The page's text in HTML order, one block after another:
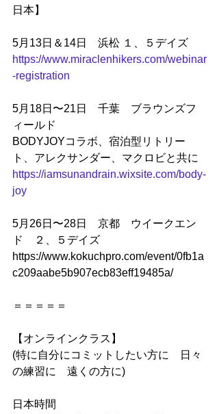
日本】
5月13日＆14日　浜松 １、５デイズ
https://www.miraclenhikers.com/webinar
-registration
5月18日〜21日　千葉　ブラウンズフ
ィールド
BODYJOYコラボ、宿泊型リトリー
ト、アレクサンダー、マクロビと共に
https://iamsunandrain.wixsite.com/body-
joy
5月26日〜28日　京都　ウイークエン
ド　２、５デイズ
https://www.kokuchpro.com/event/0fb1a
c209aabe5b907ecb83eff19485a/
＝＝＝＝＝
【オンラインクラス】
(特に自分にコミットしたい方に　日々
の練習に　遠くの方に)
日本時間